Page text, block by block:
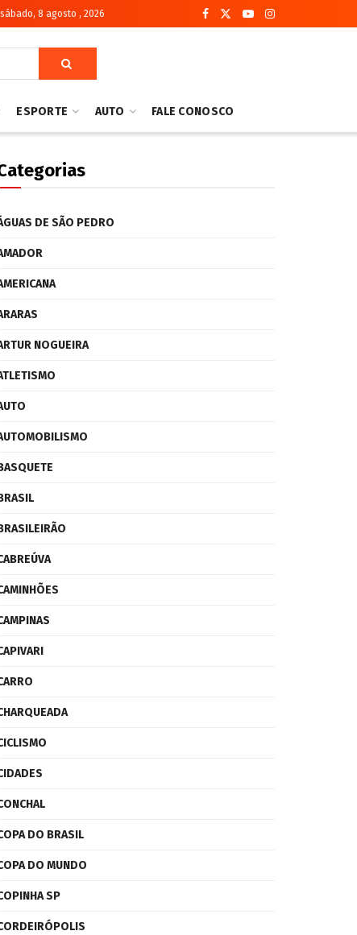
sábado, 8 agosto , 2026
ESPORTE AUTO FALE CONOSCO
DE SÃO PEDRO
NOGUEIRA
DO BRASIL
DO MUNDO
SP